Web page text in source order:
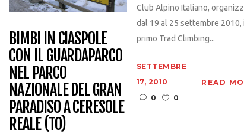
BIMBI IN CIASPOLE
CON IL GUARDAPARCO
NEL PARCO
NAZIONALE DEL GRAN
PARADISO A CERESOLE
REALE (TO)
Club Alpino Italiano,
dal 19 al 25 settembre 2010,
primo Trad Climbing...
SETTEMBRE
17, 2010
0
0
READ